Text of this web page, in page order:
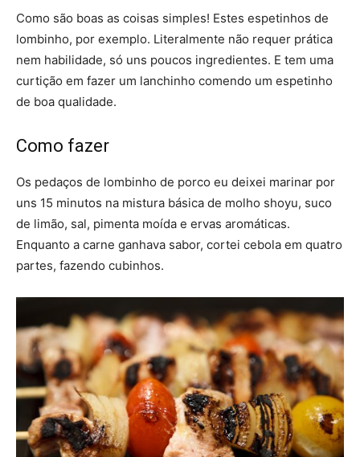
Como são boas as coisas simples! Estes espetinhos de
lombinho, por exemplo. Literalmente não requer prática
nem habilidade, só uns poucos ingredientes. E tem uma
curtição em fazer um lanchinho comendo um espetinho
de boa qualidade.
Como fazer
Os pedaços de lombinho de porco eu deixei marinar por
uns 15 minutos na mistura básica de molho shoyu, suco
de limão, sal, pimenta moída e ervas aromáticas.
Enquanto a carne ganhava sabor, cortei cebola em quatro
partes, fazendo cubinhos.